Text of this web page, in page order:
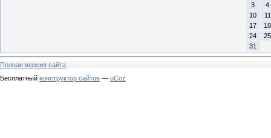
3
4
10
11
17
18
24
25
31
Полная версия сайта
Бесплатный конструктор сайтов — uCoz